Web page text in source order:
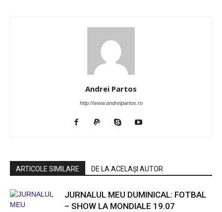
Andrei Partos
http://www.andreipartos.ro
ARTICOLE SIMILARE DE LA ACELAȘI AUTOR
JURNALUL MEU DUMINICAL: FOTBAL
– SHOW LA MONDIALE 19.07